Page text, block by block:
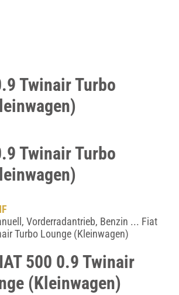
Twinair Turbo
Twinair Turbo
Vorderradantrieb, Benzin ... Fiat
Turbo Lounge (Kleinwagen)
500 0.9 Twinair
(Kleinwagen)